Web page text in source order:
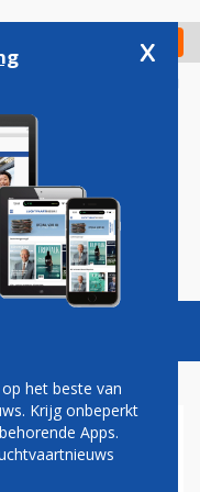
Check in
Vacatures
x
het beste van
Krijg onbeperkt
Apps.